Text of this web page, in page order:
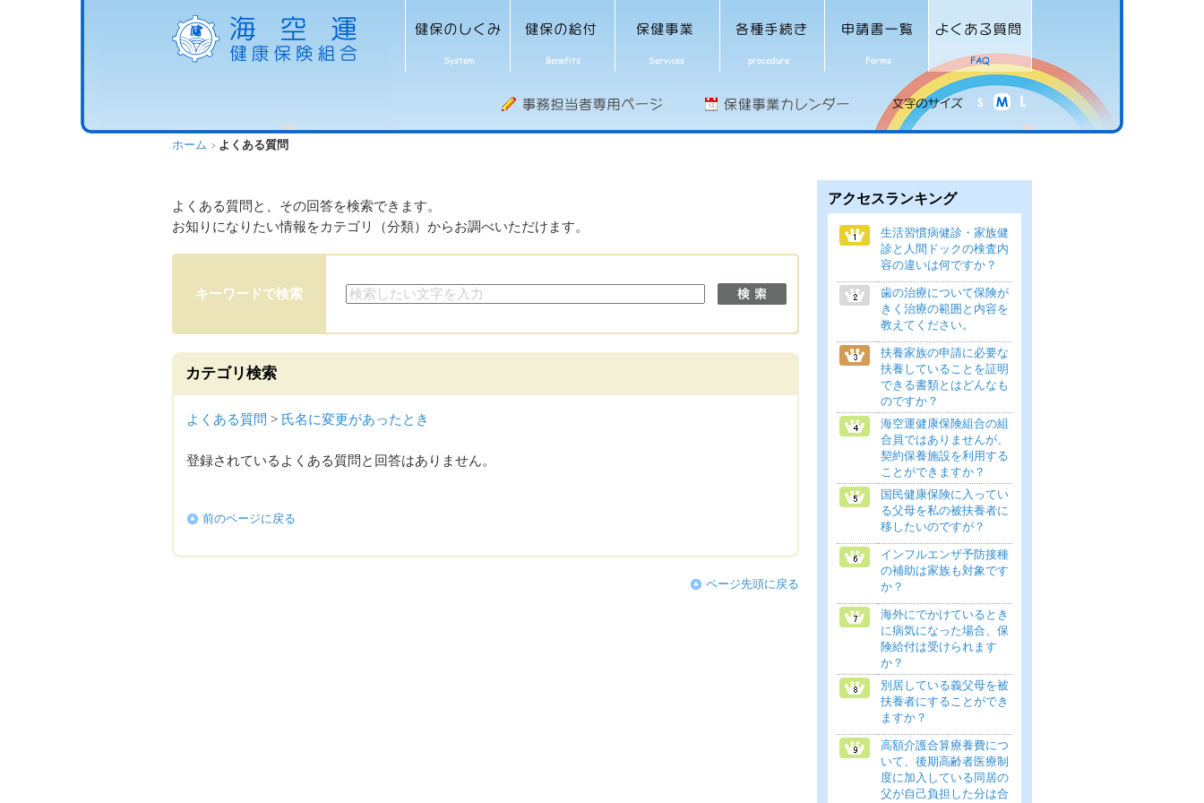
ホーム よくある質問
よくある質問と、その回答を検索できます。
お知りになりたい情報をカテゴリ（分類）からお調べいただけます。
キーワードで検索
カテゴリ検索
よくある質問 > 氏名に変更があったとき
登録されているよくある質問と回答はありません。
前のページに戻る
ページ先頭に戻る
アクセスランキング
生活習慣病健診・家族健
診と人間ドックの検査内
容の違いは何ですか？
歯の治療について保険が
きく治療の範囲と内容を
教えてください。
扶養家族の申請に必要な
扶養していることを証明
できる書類とはどんなも
のですか？
海空運健康保険組合の組
合員ではありませんが、
契約保養施設を利用する
ことができますか？
国民健康保険に入ってい
る父母を私の被扶養者に
移したいのですが？
インフルエンザ予防接種
の補助は家族も対象です
か？
海外にでかけているとき
に病気になった場合、保
険給付は受けられます
か？
別居している義父母を被
扶養者にすることができ
ますか？
高額介護合算療養費につ
いて、後期高齢者医療制
度に加入している同居の
父が自己負担した分は合